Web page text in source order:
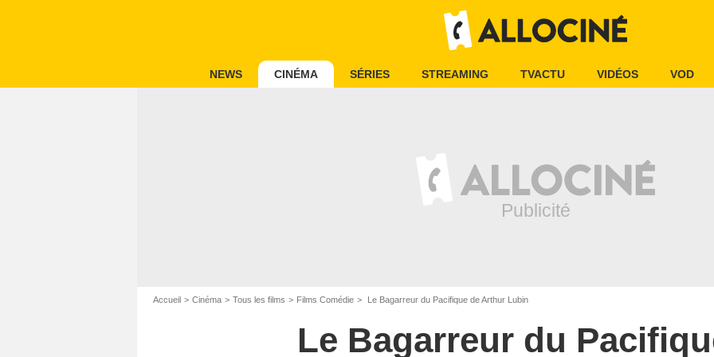
NEWS CINÉMA SÉRIES STREAMING TVACTU VIDÉOS VOD
Accueil Cinéma Tous les films Films Comédie Le Bagarreur du Pacifique de Arthur Lubin
Le Bagarreur du